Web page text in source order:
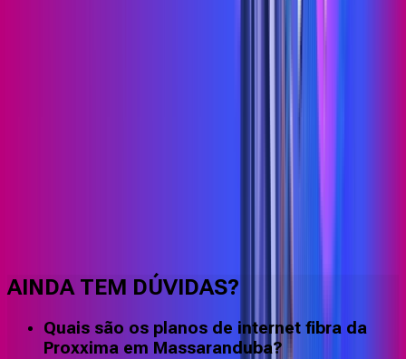
AINDA TEM DÚVIDAS?
Quais são os planos de internet fibra da
Proxxima em Massaranduba?